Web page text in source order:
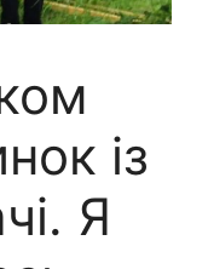
із
Я